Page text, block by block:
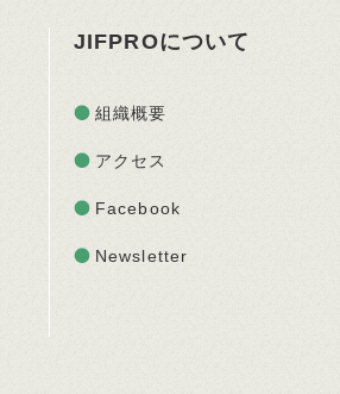
JIFPROについて
組織概要
アクセス
Facebook
Newsletter